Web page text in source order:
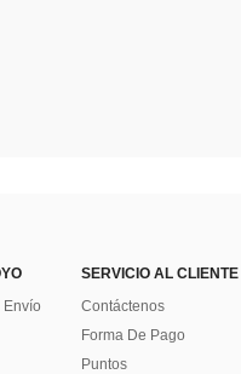
Envío
SERVICIO AL CLIENTE
Contáctenos
Forma De Pago
Puntos